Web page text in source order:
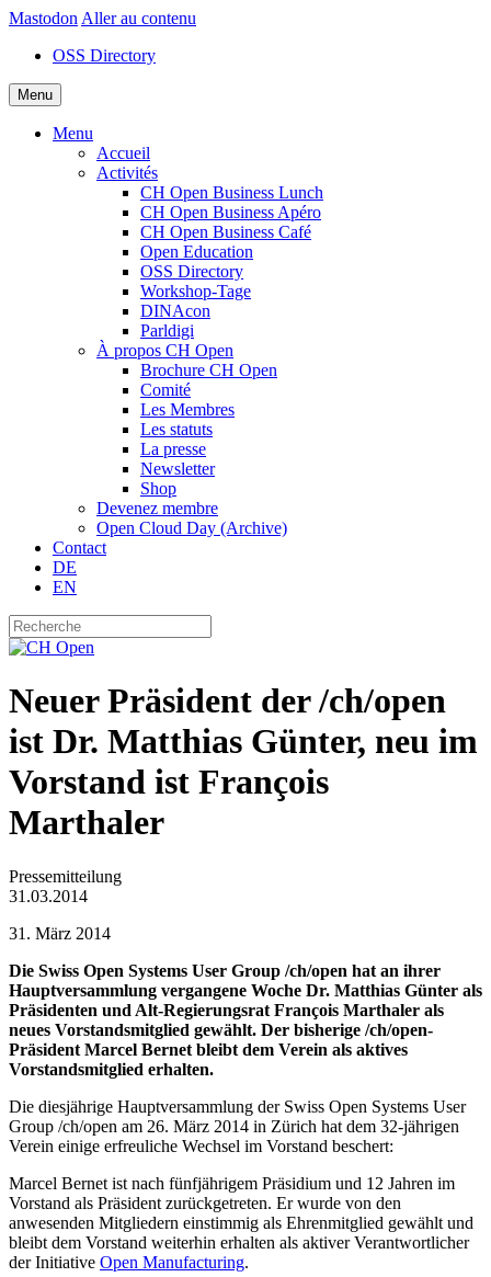
Mastodon Aller au contenu
OSS Directory
Menu
Menu
Accueil
Activités
CH Open Business Lunch
CH Open Business Apéro
CH Open Business Café
Open Education
OSS Directory
Workshop-Tage
DINAcon
Parldigi
À propos CH Open
Brochure CH Open
Comité
Les Membres
Les statuts
La presse
Newsletter
Shop
Devenez membre
Open Cloud Day (Archive)
Contact
DE
EN
Neuer Präsident der /ch/open
ist Dr. Matthias Günter, neu im
Vorstand ist François
Marthaler
Pressemitteilung
31.03.2014
31. März 2014
Die Swiss Open Systems User Group /ch/open hat an ihrer
Hauptversammlung vergangene Woche Dr. Matthias Günter als
Präsidenten und Alt-Regierungsrat François Marthaler als
neues Vorstandsmitglied gewählt. Der bisherige /ch/open-
Präsident Marcel Bernet bleibt dem Verein als aktives
Vorstandsmitglied erhalten.
Die diesjährige Hauptversammlung der Swiss Open Systems User
Group /ch/open am 26. März 2014 in Zürich hat dem 32-jährigen
Verein einige erfreuliche Wechsel im Vorstand beschert:
Marcel Bernet ist nach fünfjährigem Präsidium und 12 Jahren im
Vorstand als Präsident zurückgetreten. Er wurde von den
anwesenden Mitgliedern einstimmig als Ehrenmitglied gewählt und
bleibt dem Vorstand weiterhin erhalten als aktiver Verantwortlicher
der Initiative Open Manufacturing.